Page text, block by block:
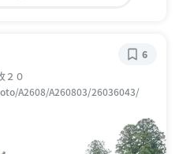
２０
A2608/A260803/26036043/
6